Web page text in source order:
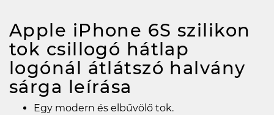
Apple iPhone 6S szilikon
tok csillogó hátlap
logónál átlátszó halvány
sárga leírása
Egy modern és elbűvölő tok.